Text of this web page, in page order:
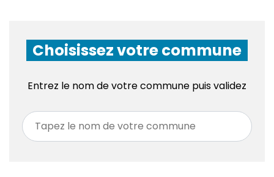
Choisissez votre commune
Entrez le nom de votre commune puis validez